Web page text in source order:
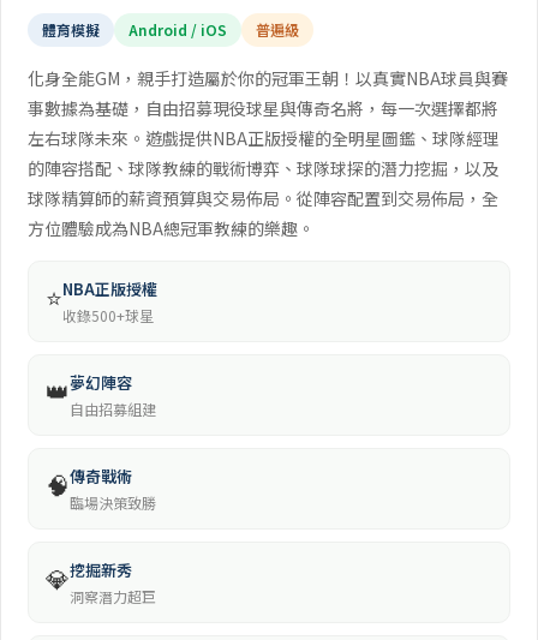
體育模擬 Android / iOS 普遍級
化身全能GM，親手打造屬於你的冠軍王朝！以真實NBA球員與賽
事數據為基礎，自由招募現役球星與傳奇名將，每一次選擇都將
左右球隊未來。遊戲提供NBA正版授權的全明星圖鑑、球隊經理
的陣容搭配、球隊教練的戰術博弈、球隊球探的潛力挖掘，以及
球隊精算師的薪資預算與交易佈局。從陣容配置到交易佈局，全
方位體驗成為NBA總冠軍教練的樂趣。
⭐NBA正版授權
收錄500+球星
👑夢幻陣容
自由招募組建
🧠傳奇戰術
臨場決策致勝
💎挖掘新秀
洞察潛力超巨